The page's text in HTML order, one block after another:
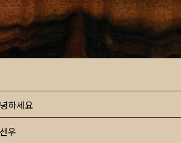
하세요
우